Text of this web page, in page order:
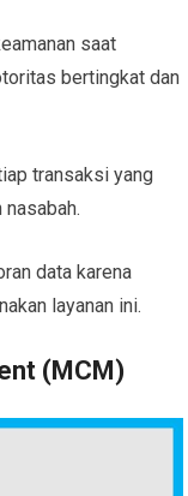
saat
bertingkat dan
transaksi yang
data karena
layanan ini.
(MCM)